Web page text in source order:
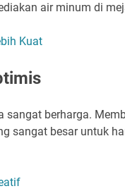
air minum di
Kuat
berharga.
sangat besar untuk